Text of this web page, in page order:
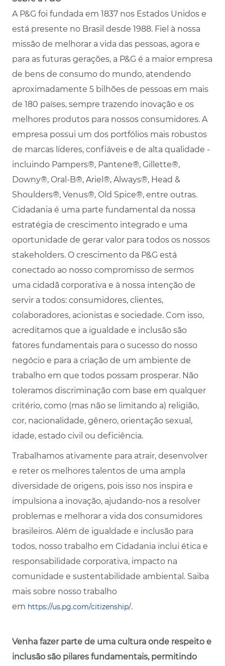
A P&G foi fundada em 1837 nos Estados Unidos e
está presente no Brasil desde 1988. Fiel à nossa
missão de melhorar a vida das pessoas, agora e
para as futuras gerações, a P&G é a maior empresa
de bens de consumo do mundo, atendendo
aproximadamente 5 bilhões de pessoas em mais
de 180 países, sempre trazendo inovação e os
melhores produtos para nossos consumidores. A
empresa possui um dos portfólios mais robustos
de marcas líderes, confiáveis e de alta qualidade -
incluindo Pampers®, Pantene®, Gillette®,
Downy®, Oral-B®, Ariel®, Always®, Head &
Shoulders®, Venus®, Old Spice®, entre outras.
Cidadania é uma parte fundamental da nossa
estratégia de crescimento integrado e uma
oportunidade de gerar valor para todos os nossos
stakeholders. O crescimento da P&G está
conectado ao nosso compromisso de sermos
uma cidadã corporativa e à nossa intenção de
servir a todos: consumidores, clientes,
colaboradores, acionistas e sociedade. Com isso,
acreditamos que a igualdade e inclusão são
fatores fundamentais para o sucesso do nosso
negócio e para a criação de um ambiente de
trabalho em que todos possam prosperar. Não
toleramos discriminação com base em qualquer
critério, como (mas não se limitando a) religião,
cor, nacionalidade, gênero, orientação sexual,
idade, estado civil ou deficiência.
Trabalhamos ativamente para atrair, desenvolver
e reter os melhores talentos de uma ampla
diversidade de origens, pois isso nos inspira e
impulsiona a inovação, ajudando-nos a resolver
problemas e melhorar a vida dos consumidores
brasileiros. Além de igualdade e inclusão para
todos, nosso trabalho em Cidadania inclui ética e
responsabilidade corporativa, impacto na
comunidade e sustentabilidade ambiental. Saiba
mais sobre nosso trabalho
em https://us.pg.com/citizenship/.
Venha fazer parte de uma cultura onde respeito e
inclusão são pilares fundamentais, permitindo